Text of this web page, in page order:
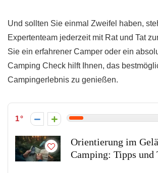
Und sollten Sie einmal Zweifel haben,
Expertenteam jederzeit mit Rat und Tat
Sie ein erfahrener Camper oder ein
Camping Check hilft Ihnen, das
Campingerlebnis zu genießen.
1
Orientierung im
Camping: Tipps und